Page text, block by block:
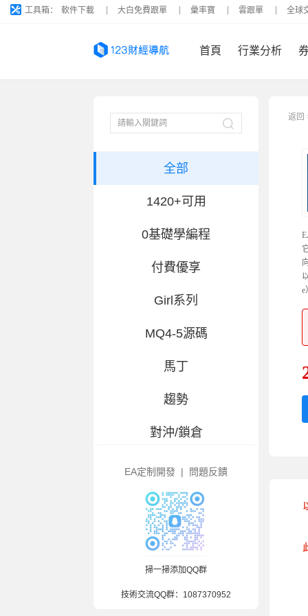
工具箱： 軟件下載 大白免費跟單 彙率寶 雲跟單 全球
首頁 行業分析
全部
1420+可用
0基礎學編程
付費優享
Girl系列
MQ4-5源碼
馬丁
趨勢
對沖/鎖倉
交易百科
大白優選-指标
風控輔助
造假/漢化
混合策略
EA定制開發 | 問題反饋
掃一掃添加QQ群
技術交流QQ群： 1087370952
返回
e